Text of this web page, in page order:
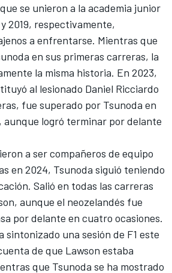
se unieron a la academia junior
2019, respectivamente,
a enfrentarse. Mientras que
en sus primeras carreras, la
la misma historia. En 2023,
al lesionado Daniel Ricciardo
fue superado por Tsunoda en
aunque logró terminar por delante
a ser compañeros de equipo
en 2024, Tsunoda siguió teniendo
Salió en todas las carreras
aunque el neozelandés fue
por delante en cuatro ocasiones.
sintonizado una sesión de F1 este
de que Lawson estaba
que Tsunoda se ha mostrado